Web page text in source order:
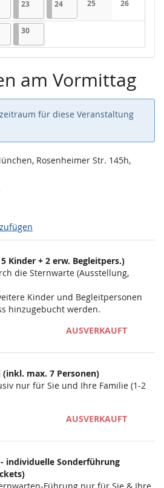
Veranstaltung
2323.04.2026
1 Veranstaltung
2424.04.2026
1 Veranstaltung
25
Keine
26
Keine
Veranstaltung
3030.04.2026
1 Veranstaltung
am Vormittag
für diese Veranstaltung
Rosenheimer Str. 145h,
Kinder + 2 erw. Begleitpers.)
die Sternwarte (Ausstellung,
Kinder und Begleitpersonen
hinzugebucht werden.
AUSVERKAUFT
max. 7 Personen)
nur für Sie und Ihre Familie (1-2
AUSVERKAUFT
individuelle Sonderführung